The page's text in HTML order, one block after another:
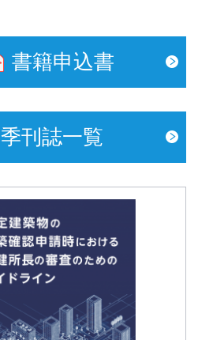
書籍申込書
季刊誌一覧